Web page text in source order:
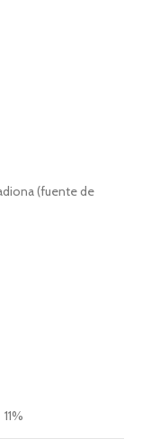
(fuente de
11%